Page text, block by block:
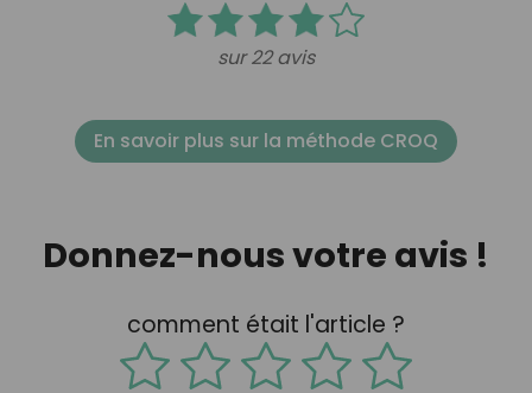
sur 22 avis
En savoir plus sur la méthode CROQ
Donnez-nous votre avis !
comment était l'article ?